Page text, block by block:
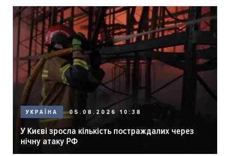
УКРАЇНА 05.08.2026 10:38
У Києві зросла кількість постраждалих через
нічну атаку РФ